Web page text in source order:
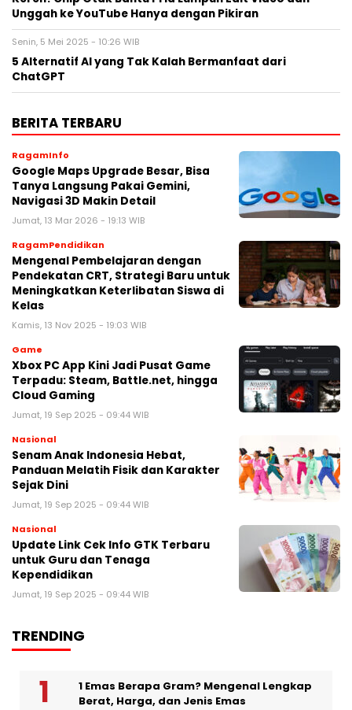
Unggah ke YouTube Hanya dengan Pikiran
Senin, 5 Mei 2025 - 10:26 WIB
5 Alternatif AI yang Tak Kalah Bermanfaat dari
ChatGPT
BERITA TERBARU
RagamInfo
Google Maps Upgrade Besar, Bisa
Tanya Langsung Pakai Gemini,
Navigasi 3D Makin Detail
Jumat, 13 Mar 2026 - 19:13 WIB
RagamPendidikan
Mengenal Pembelajaran dengan
Pendekatan CRT, Strategi Baru untuk
Meningkatkan Keterlibatan Siswa di
Kelas
Kamis, 13 Nov 2025 - 19:03 WIB
Game
Xbox PC App Kini Jadi Pusat Game
Terpadu: Steam, Battle.net, hingga
Cloud Gaming
Jumat, 19 Sep 2025 - 09:44 WIB
Nasional
Senam Anak Indonesia Hebat,
Panduan Melatih Fisik dan Karakter
Sejak Dini
Jumat, 19 Sep 2025 - 09:44 WIB
Nasional
Update Link Cek Info GTK Terbaru
untuk Guru dan Tenaga
Kependidikan
Jumat, 19 Sep 2025 - 09:44 WIB
TRENDING
1 Emas Berapa Gram? Mengenal Lengkap
Berat, Harga, dan Jenis Emas